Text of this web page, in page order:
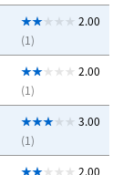
2.00
(1)
2.00
(1)
3.00
(1)
2.00